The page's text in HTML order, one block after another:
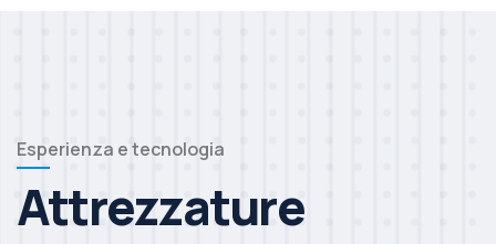
Esperienza e tecnologia
Attrezzature